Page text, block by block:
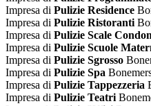
Impresa di Pulizie Residence
Impresa di Pulizie Ristoranti
Impresa di Pulizie Scale
Impresa di Pulizie Scuole
Impresa di Pulizie Sgrosso
Impresa di Pulizie Spa
Impresa di Pulizie Tappezzeria
Impresa di Pulizie Teatri